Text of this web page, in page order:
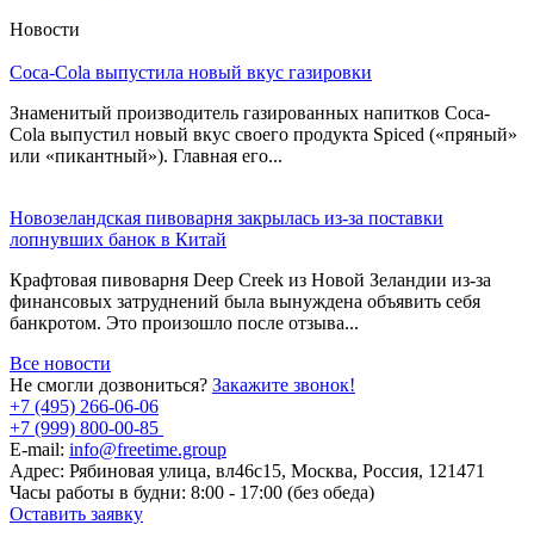
Новости
Coca-Cola выпустила новый вкус газировки
Знаменитый производитель газированных напитков Coca-
Cola выпустил новый вкус своего продукта Spiced («пряный»
или «пикантный»). Главная его...
Новозеландская пивоварня закрылась из-за поставки
лопнувших банок в Китай
Крафтовая пивоварня Deep Creek из Новой Зеландии из-за
финансовых затруднений была вынуждена объявить себя
банкротом. Это произошло после отзыва...
Все новости
Не смогли дозвониться? Закажите звонок!
+7 (495) 266-06-06
+7 (999) 800-00-85
E-mail: info@freetime.group
Адрес: Рябиновая улица, вл46с15, Москва, Россия, 121471
Часы работы в будни: 8:00 - 17:00 (без обеда)
Оставить заявку